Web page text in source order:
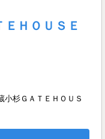
ＨＯＵＳＥ
小杉ＧＡＴＥＨＯＵＳ